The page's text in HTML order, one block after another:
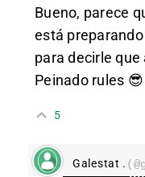
Bueno, parece
está
para decirle
Peinado rules 😎
5
Galestat .